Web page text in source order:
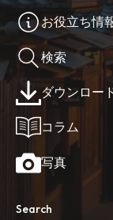
お役立ち情
検索
ダウンロー
コラム
写真
Search